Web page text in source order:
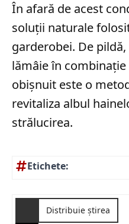
În afară de acest
soluții naturale
garderobei. De
lămâie în
obișnuit este o
revitaliza albul
strălucirea.
Etichete:
Distribuie știrea